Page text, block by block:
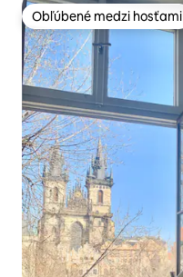
Obľúbené medzi hosťami
Obľúbené medzi hosťami